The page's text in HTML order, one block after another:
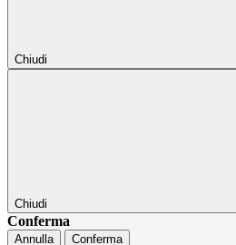
Chiudi
Chiudi
Conferma
Annulla Conferma